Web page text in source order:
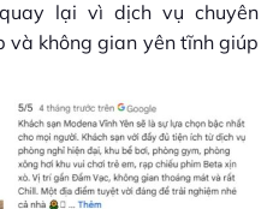
lại vì dịch vụ chuyên
và không gian yên tĩnh giúp